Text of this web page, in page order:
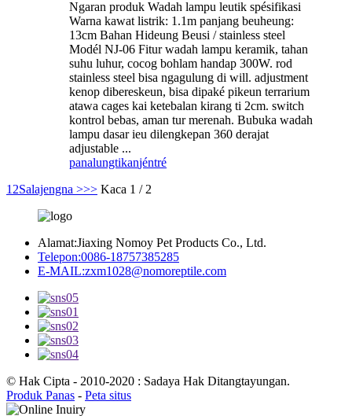
Ngaran produk Wadah lampu leutik spésifikasi
Warna kawat listrik: 1.1m panjang beuheung:
13cm Bahan Hideung Beusi / stainless steel
Modél NJ-06 Fitur wadah lampu keramik, tahan
suhu luhur, cocog bohlam handap 300W. rod
stainless steel bisa ngagulung di will. adjustment
kenop dibereskeun, bisa dipaké pikeun terrarium
atawa cages kai ketebalan kirang ti 2cm. switch
kontrol bebas, aman tur merenah. Bubuka wadah
lampu dasar ieu dilengkepan 360 derajat
adjustable ...
panalungtikanjéntré
1 2Salajengna >>> Kaca 1 / 2
Alamat:Jiaxing Nomoy Pet Products Co., Ltd.
Telepon:0086-18757385285
E-MAIL:zxm1028@nomoreptile.com
© Hak Cipta - 2010-2020 : Sadaya Hak Ditangtayungan.
Produk Panas - Peta situs